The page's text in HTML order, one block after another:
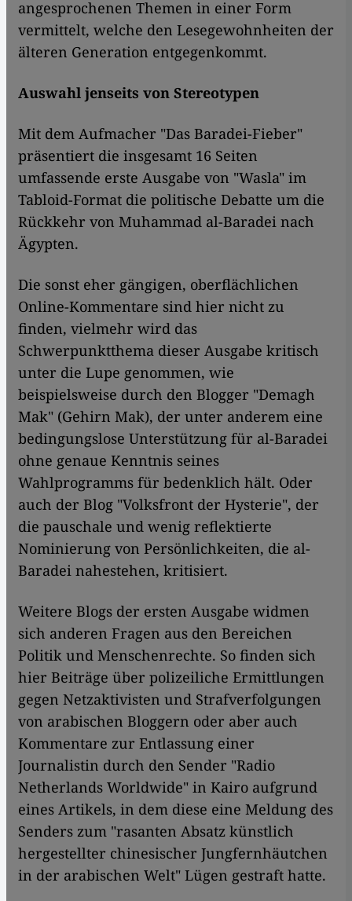
angesprochenen Themen in einer Form
vermittelt, welche den Lesegewohnheiten der
älteren Generation entgegenkommt.
Auswahl jenseits von Stereotypen
Mit dem Aufmacher "Das Baradei-Fieber"
präsentiert die insgesamt 16 Seiten
umfassende erste Ausgabe von "Wasla" im
Tabloid-Format die politische Debatte um die
Rückkehr von Muhammad al-Baradei nach
Ägypten.
​​Die sonst eher gängigen, oberflächlichen
Online-Kommentare sind hier nicht zu
finden, vielmehr wird das
Schwerpunktthema dieser Ausgabe kritisch
unter die Lupe genommen, wie
beispielsweise durch den Blogger "Demagh
Mak" (Gehirn Mak), der unter anderem eine
bedingungslose Unterstützung für al-Baradei
ohne genaue Kenntnis seines
Wahlprogramms für bedenklich hält. Oder
auch der Blog "Volksfront der Hysterie", der
die pauschale und wenig reflektierte
Nominierung von Persönlichkeiten, die al-
Baradei nahestehen, kritisiert.
Weitere Blogs der ersten Ausgabe widmen
sich anderen Fragen aus den Bereichen
Politik und Menschenrechte. So finden sich
hier Beiträge über polizeiliche Ermittlungen
gegen Netzaktivisten und Strafverfolgungen
von arabischen Bloggern oder aber auch
Kommentare zur Entlassung einer
Journalistin durch den Sender "Radio
Netherlands Worldwide" in Kairo aufgrund
eines Artikels, in dem diese eine Meldung des
Senders zum "rasanten Absatz künstlich
hergestellter chinesischer Jungfernhäutchen
in der arabischen Welt" Lügen gestraft hatte.